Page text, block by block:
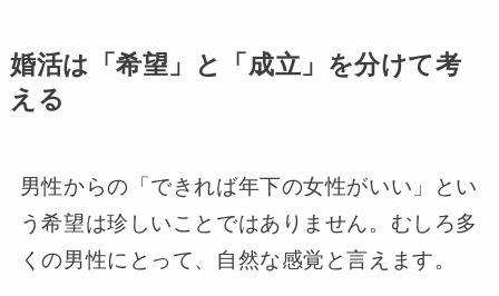
婚活は「希望」と「成立」を分けて考
える
男性からの「できれば年下の女性がいい」とい
う希望は珍しいことではありません。むしろ多
くの男性にとって、自然な感覚と言えます。